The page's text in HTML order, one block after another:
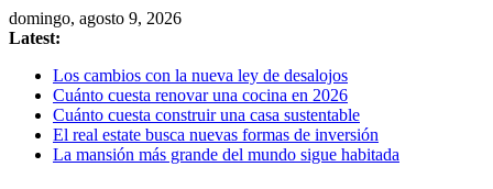
Skip
to
domingo, agosto 9, 2026
Latest:
Los cambios con la nueva ley de desalojos
Cuánto cuesta renovar una cocina en 2026
Cuánto cuesta construir una casa sustentable
El real estate busca nuevas formas de inversión
La mansión más grande del mundo sigue habitada